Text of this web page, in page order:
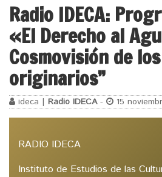
Radio IDECA:
«El Derecho al
Cosmovisión de
originarios”
ideca | Radio IDECA- 15
RADIO IDECA
Instituto de Estudios de las